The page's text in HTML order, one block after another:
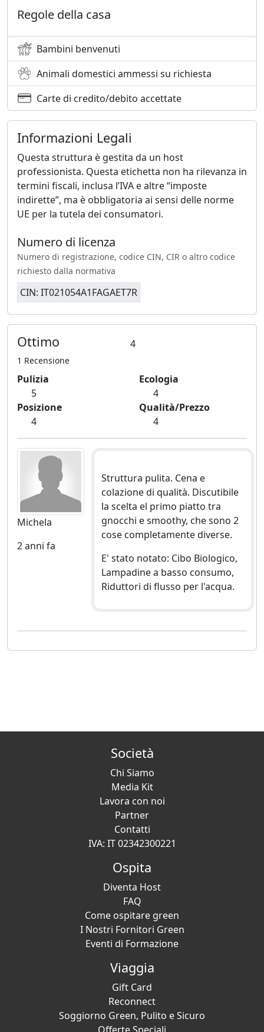
Regole della casa
Bambini benvenuti
Animali domestici ammessi su richiesta
Carte di credito/debito accettate
Informazioni Legali
Questa struttura è gestita da un host
professionista. Questa etichetta non ha rilevanza in
termini fiscali, inclusa l’IVA e altre “imposte
indirette”, ma è obbligatoria ai sensi delle norme
UE per la tutela dei consumatori.
Numero di licenza
Numero di registrazione, codice CIN, CIR o altro codice
richiesto dalla normativa
CIN: IT021054A1FAGAET7R
Ottimo 4
1 Recensione
Pulizia
5
Ecologia
4
Posizione
4
Qualità/Prezzo
4
Michela
2 anni fa
Struttura pulita. Cena e
colazione di qualità. Discutibile
la scelta el primo piatto tra
gnocchi e smoothy, che sono 2
cose completamente diverse.
E' stato notato: Cibo Biologico,
Lampadine a basso consumo,
Riduttori di flusso per l'acqua.
Società
Chi Siamo
Media Kit
Lavora con noi
Partner
Contatti
IVA: IT 02342300221
Ospita
Diventa Host
FAQ
Come ospitare green
I Nostri Fornitori Green
Eventi di Formazione
Viaggia
Gift Card
Reconnect
Soggiorno Green, Pulito e Sicuro